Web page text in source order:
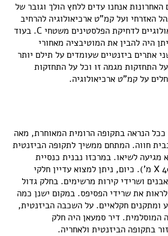
אנחנו עדים ללחץ הולך וגובר של
האזרחי ועל קמ"ט ארכיאולוגיה להרחיב
את השימוש באתרים ארכיאולוגיים לדחיקת הפלסטינים משטחי C. בעוד
היה להבין את המוטיבציה מאחורי
אתרים ביזנטיים שעומדים על תילם יותר
התחזקות מגמה זו וכל על התחזקות
על קמ"ט ארכיאולוגיה.
הנראה בתקופה הרומית המאוחרת, מאה
חווה. המתחם ממשיך לתקופה הביזנטית
לשיאו. במרכזו נבנית כנסיית
מבזיליקה (בשטח של 40 X 40 מ'). כיום, ניתן למצוא עדיין חלקי
ושרידי קירות מרשימים. בחלק גדול
את שרידי הפסיפס. במקום ישנן כמה
ומתקנים חקלאיים. על השכבה הביזנטית,
המוסלמית. דיר סמעאן היה חלק
בתקופה הביזנטית ולאחריה.